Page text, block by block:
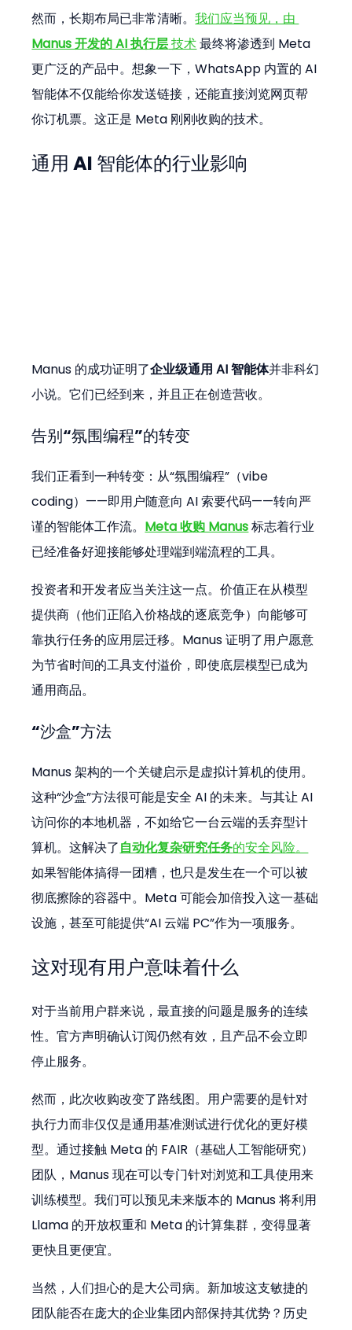
然而，长期布局已非常清晰。我们应当预见，由
Manus 开发的 AI 执行层 技术 最终将渗透到 Meta
更广泛的产品中。想象一下，WhatsApp 内置的 AI
智能体不仅能给你发送链接，还能直接浏览网页帮
你订机票。这正是 Meta 刚刚收购的技术。
通用 AI 智能体的行业影响
Manus 的成功证明了企业级通用 AI 智能体并非科幻
小说。它们已经到来，并且正在创造营收。
告别“氛围编程”的转变
我们正看到一种转变：从“氛围编程”（vibe
coding）——即用户随意向 AI 索要代码——转向严
谨的智能体工作流。 Meta 收购 Manus 标志着行业
已经准备好迎接能够处理端到端流程的工具。
投资者和开发者应当关注这一点。价值正在从模型
提供商（他们正陷入价格战的逐底竞争）向能够可
靠执行任务的应用层迁移。Manus 证明了用户愿意
为节省时间的工具支付溢价，即使底层模型已成为
通用商品。
“沙盒”方法
Manus 架构的一个关键启示是虚拟计算机的使用。
这种“沙盒”方法很可能是安全 AI 的未来。与其让 AI
访问你的本地机器，不如给它一台云端的丢弃型计
算机。这解决了自动化复杂研究任务的安全风险。
如果智能体搞得一团糟，也只是发生在一个可以被
彻底擦除的容器中。Meta 可能会加倍投入这一基础
设施，甚至可能提供“AI 云端 PC”作为一项服务。
这对现有用户意味着什么
对于当前用户群来说，最直接的问题是服务的连续
性。官方声明确认订阅仍然有效，且产品不会立即
停止服务。
然而，此次收购改变了路线图。用户需要的是针对
执行力而非仅仅是通用基准测试进行优化的更好模
型。通过接触 Meta 的 FAIR（基础人工智能研究）
团队，Manus 现在可以专门针对浏览和工具使用来
训练模型。我们可以预见未来版本的 Manus 将利用
Llama 的开放权重和 Meta 的计算集群，变得显著
更快且更便宜。
当然，人们担心的是大公司病。新加坡这支敏捷的
团队能否在庞大的企业集团内部保持其优势？历史